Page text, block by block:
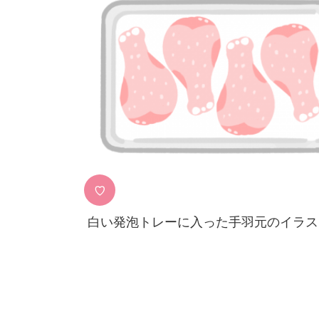
♡
白い発泡トレーに入った手羽元のイラ